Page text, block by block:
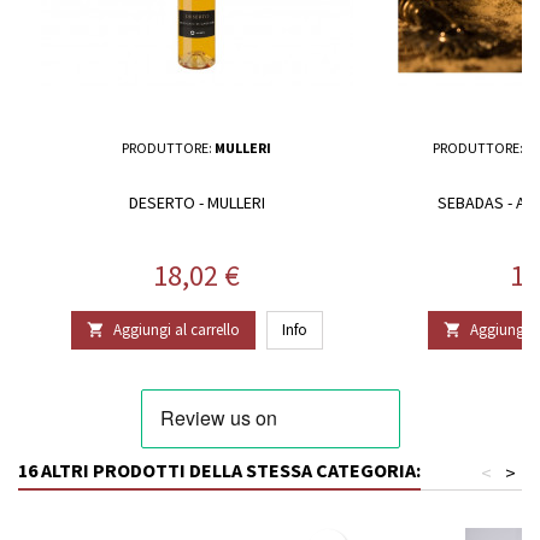
PRODUTTORE: MULLERI
DESERTO - MULLERI
Prezzo
18,02 €
 Aggiungi al carrello Info
PRODUTTORE:
SEBADAS -
 Aggiungi
16 ALTRI PRODOTTI DELLA STESSA CATEGORIA: >
<